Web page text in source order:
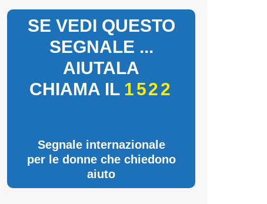
SE VEDI QUESTO
SEGNALE ...
AIUTALA
CHIAMA IL 1522
Segnale internazionale
per le donne che chiedono
aiuto